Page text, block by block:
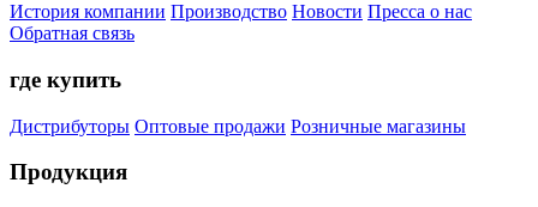
История компании Производство Новости Пресса о нас
Обратная связь
где купить
Дистрибуторы Оптовые продажи Розничные магазины
Продукция